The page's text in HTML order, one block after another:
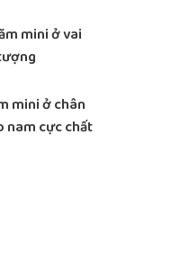
mini ở vai
mini ở chân
nam cực chất